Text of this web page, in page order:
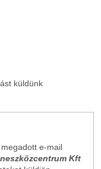
küldünk
e-mail
Kft